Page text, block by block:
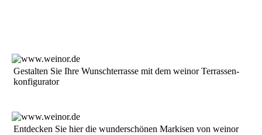
Ge­stal­ten Sie Ih­re Wunsch­ter­ras­se mit dem weinor Ter­ras­sen­
kon­fi­gu­ra­tor
Entdecken Sie hier die wun­der­schö­nen Mar­ki­sen von weinor